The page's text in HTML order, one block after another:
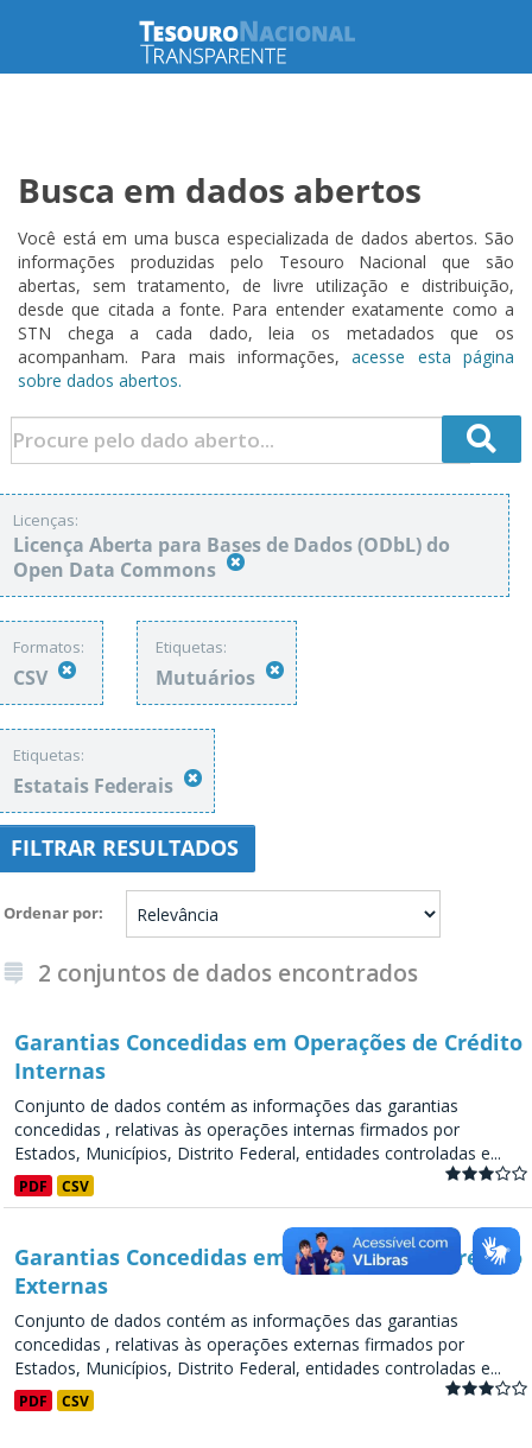
Busca em dados abertos
Você está em uma busca especializada de dados abertos. São
informações produzidas pelo Tesouro Nacional que são
abertas, sem tratamento, de livre utilização e distribuição,
desde que citada a fonte. Para entender exatamente como a
STN chega a cada dado, leia os metadados que os
acompanham. Para mais informações,acesse esta página
sobre dados abertos.
Licenças:
Licença Aberta para Bases de Dados (ODbL) do
Open Data Commons
Formatos:
CSV
Etiquetas:
Mutuários
Etiquetas:
Estatais Federais
FILTRAR RESULTADOS
Ordenar por
2 conjuntos de dados encontrados
Garantias Concedidas em Operações de Crédito
Internas
Conjunto de dados contém as informações das garantias
concedidas , relativas às operações internas firmados por
Estados, Municípios, Distrito Federal, entidades controladas e...
PDF CSV
Garantias Concedidas em Operações de Crédito
Externas
Conjunto de dados contém as informações das garantias
concedidas , relativas às operações externas firmados por
Estados, Municípios, Distrito Federal, entidades controladas e...
PDF CSV